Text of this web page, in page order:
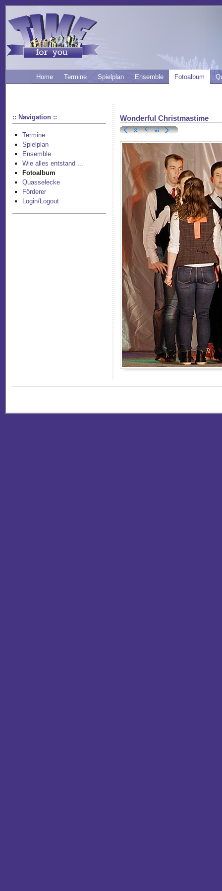
Home Termine Spielplan Ensemble Fotoalbum
:: Navigation ::
Termine
Spielplan
Ensemble
Wie alles entstand ...
Fotoalbum
Quasselecke
Förderer
Login/Logout
Wonderful Christmastime